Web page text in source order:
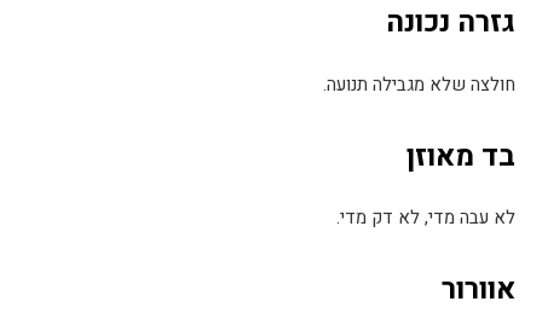
גזרה נכונה
חולצה שלא מגבילה תנועה.
בד מאוזן
לא עבה מדי, לא דק מדי.
אוורור